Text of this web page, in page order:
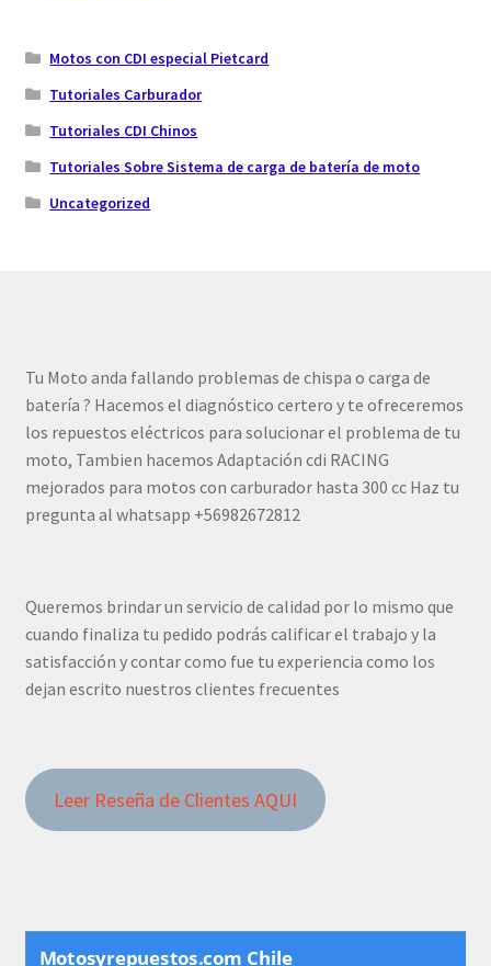
Motos con CDI especial Pietcard
Tutoriales Carburador
Tutoriales CDI Chinos
Tutoriales Sobre Sistema de carga de batería de moto
Uncategorized
Tu Moto anda fallando problemas de chispa o carga de
batería ? Hacemos el diagnóstico certero y te ofreceremos
los repuestos eléctricos para solucionar el problema de tu
moto, Tambien hacemos Adaptación cdi RACING
mejorados para motos con carburador hasta 300 cc Haz tu
pregunta al whatsapp +56982672812
Queremos brindar un servicio de calidad por lo mismo que
cuando finaliza tu pedido podrás calificar el trabajo y la
satisfacción y contar como fue tu experiencia como los
dejan escrito nuestros clientes frecuentes
Leer Reseña de Clientes AQUI
Motosyrepuestos.com Chile